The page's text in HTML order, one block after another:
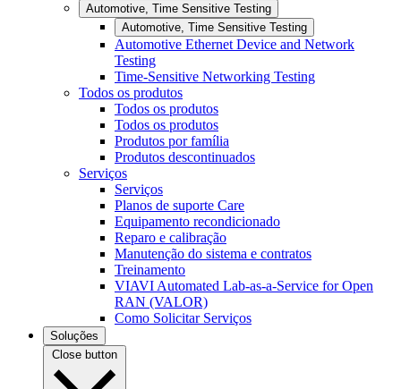
Automotive, Time Sensitive Testing
Automotive, Time Sensitive Testing
Automotive Ethernet Device and Network
Testing
Time-Sensitive Networking Testing
Todos os produtos
Todos os produtos
Todos os produtos
Produtos por família
Produtos descontinuados
Serviços
Serviços
Planos de suporte Care
Equipamento recondicionado
Reparo e calibração
Manutenção do sistema e contratos
Treinamento
VIAVI Automated Lab-as-a-Service for Open
RAN (VALOR)
Como Solicitar Serviços
Soluções
Close button